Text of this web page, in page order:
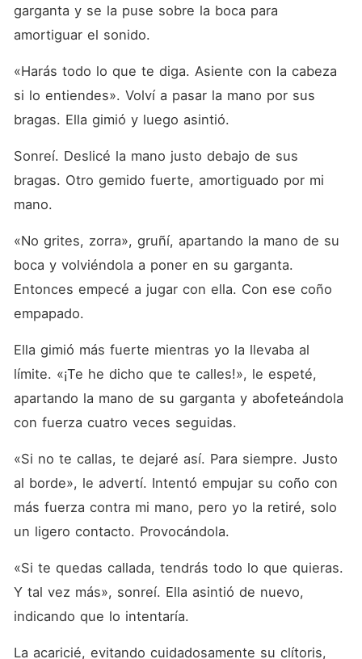
garganta y se la puse sobre la boca para
amortiguar el sonido.
«Harás todo lo que te diga. Asiente con la cabeza
si lo entiendes». Volví a pasar la mano por sus
bragas. Ella gimió y luego asintió.
Sonreí. Deslicé la mano justo debajo de sus
bragas. Otro gemido fuerte, amortiguado por mi
mano.
«No grites, zorra», gruñí, apartando la mano de su
boca y volviéndola a poner en su garganta.
Entonces empecé a jugar con ella. Con ese coño
empapado.
Ella gimió más fuerte mientras yo la llevaba al
límite. «¡Te he dicho que te calles!», le espeté,
apartando la mano de su garganta y abofeteándola
con fuerza cuatro veces seguidas.
«Si no te callas, te dejaré así. Para siempre. Justo
al borde», le advertí. Intentó empujar su coño con
más fuerza contra mi mano, pero yo la retiré, solo
un ligero contacto. Provocándola.
«Si te quedas callada, tendrás todo lo que quieras.
Y tal vez más», sonreí. Ella asintió de nuevo,
indicando que lo intentaría.
La acaricié, evitando cuidadosamente su clítoris,